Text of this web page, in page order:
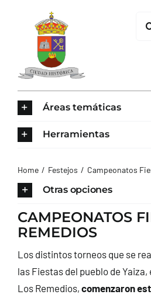
contenido
TURISMO
Áreas temáticas
Herramientas
Home Festejos Campeonatos
Otras opciones
CAMPEONATOS
REMEDIOS
Los distintos torneos que se
las Fiestas del pueblo de Yaiza,
Los Remedios, comenzaron